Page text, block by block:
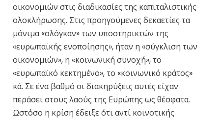
οικονομιών στις διαδικασίες της καπιταλιστικής
ολοκλήρωσης. Στις προηγούμενες δεκαετίες τα
μόνιμα «σλόγκαν» των υποστηρικτών της
«ευρωπαϊκής ενοποίησης», ήταν η «σύγκλιση των
οικονομιών», η «κοινωνική συνοχή», το
«ευρωπαϊκό κεκτημένο», το «κοινωνικό κράτος»
κά. Σε ένα βαθμό οι διακηρύξεις αυτές είχαν
περάσει στους λαούς της Ευρώπης ως θέσφατα.
Ωστόσο η κρίση έδειξε ότι αντί κοινοτικής